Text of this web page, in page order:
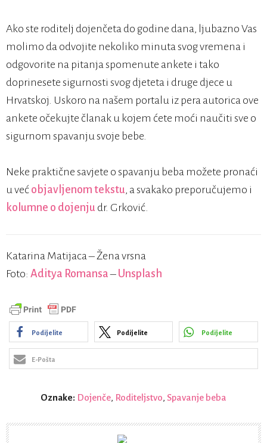
Ako ste roditelj dojenčeta do godine dana, ljubazno Vas
molimo da odvojite nekoliko minuta svog vremena i
odgovorite na pitanja spomenute ankete i tako
doprinesete sigurnosti svog djeteta i druge djece u
Hrvatskoj. Uskoro na našem portalu iz pera autorica ove
ankete očekujte članak u kojem ćete moći naučiti sve o
sigurnom spavanju svoje bebe.
Neke praktične savjete o spavanju beba možete pronaći
u već objavljenom tekstu, a svakako preporučujemo i
kolumne o dojenju dr. Grković.
Katarina Matijaca – Žena vrsna
Foto: Aditya Romansa– Unsplash
Podijelite Podijelite Podijelite
E-Pošta
Oznake: Dojenče, Roditeljstvo, Spavanje beba